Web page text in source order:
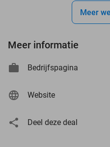
Meer
Meer informatie
Bedrijfspagina
Website
Deel deze deal